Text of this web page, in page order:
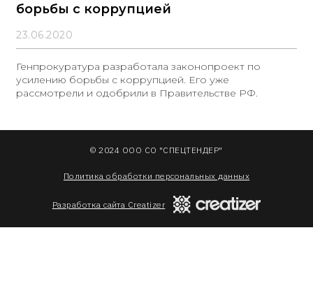
борьбы с коррупцией
23.06.2020
Генпрокуратура разработала законопроект по
усилению борьбы с коррупцией. Его уже
рассмотрели и одобрили в Правительстве РФ.
© 2024 ООО СО "СПЕЦТЕНДЕР"
Политика обработки персональных данных
Разработка сайта Creatizer